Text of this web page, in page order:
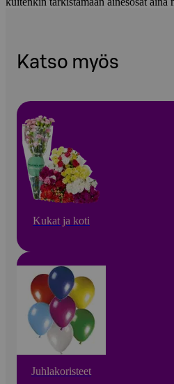
Katso myös
Kukat ja koti
Juhlakoristeet